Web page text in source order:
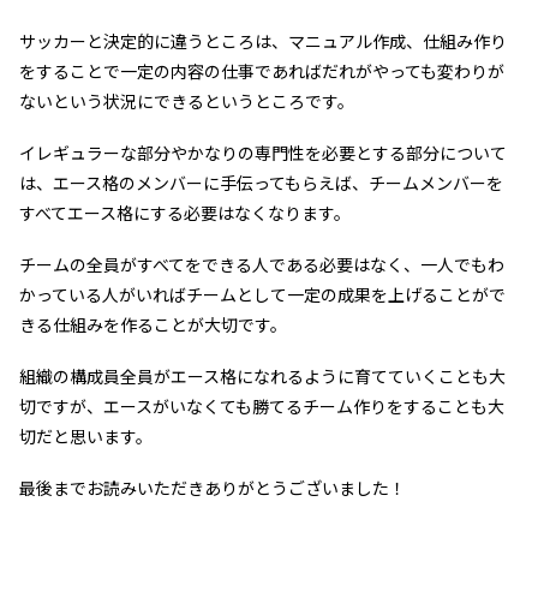
サッカーと決定的に違うところは、マニュアル作成、仕組み作り
をすることで一定の内容の仕事であればだれがやっても変わりが
ないという状況にできるというところです。
イレギュラーな部分やかなりの専門性を必要とする部分について
は、エース格のメンバーに手伝ってもらえば、チームメンバーを
すべてエース格にする必要はなくなります。
チームの全員がすべてをできる人である必要はなく、一人でもわ
かっている人がいればチームとして一定の成果を上げることがで
きる仕組みを作ることが大切です。
組織の構成員全員がエース格になれるように育てていくことも大
切ですが、エースがいなくても勝てるチーム作りをすることも大
切だと思います。
最後までお読みいただきありがとうございました！